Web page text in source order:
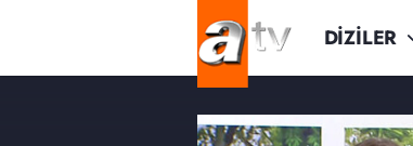
DİZİLER